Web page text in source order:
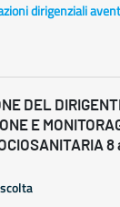
dirigenziali
DEL
E